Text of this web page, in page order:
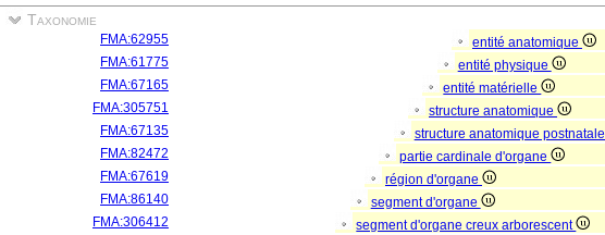
Taxonomie
FMA:62955
entité anatomique
FMA:61775
entité physique
FMA:67165
entité matérielle
FMA:305751
structure anatomique
FMA:67135
structure anatomique postnatale
FMA:82472
partie cardinale d'organe
FMA:67619
région d'organe
FMA:86140
segment d'organe
FMA:306412
segment d'organe creux arborescent